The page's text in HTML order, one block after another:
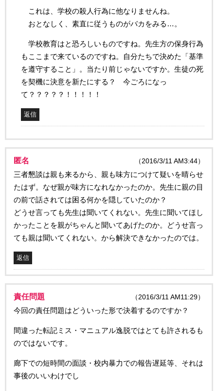
これは、学校の殺人行為に他なりませんね。
おとなしく、素直に従うものがバカをみる…。
学校教育はと恐ろしいものですね。先生方の保身行為
もここまで来ているのですね。自分たちで決めた「基準
を遵守すること」。当たり前じゃないですか。生徒の死
を契機に決意を新たにする？ 今ごろになっ
て？？？？？！！！！！
返信
匿名 （2016/3/11 AM3:44）
三者懇談は親も来るから、親も味方につけて疑いを晴らせ
たはず。なぜ親が味方になれなかったのか。先生に親の目
の前で話されては困る何かを隠していたのか？
どうせ言っても先生は聞いてくれない。先生に聞いてほし
かったことを親がちゃんと聞いてあげたのか。どうせ言っ
ても親は聞いてくれない。から解決できなかったのでは。
返信
責任問題 （2016/3/11 AM11:29）
今回の責任問題はどういった形で決着するのですか？
間違った転記ミス・マニュアル逸脱ではとても許されるも
のではないです。
廊下での短時間の面談・校内暴力での報告遅延等、それは
事後のいいわけでし